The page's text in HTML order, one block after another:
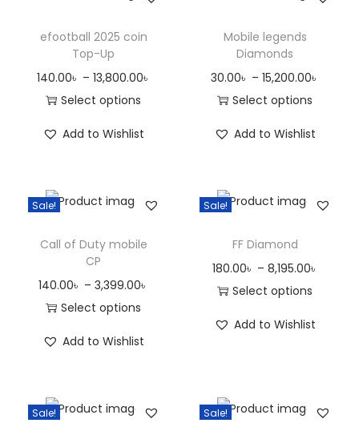
efootball 2025 coin
Top-Up
140.00৳ – 13,800.00৳
Select options
Add to Wishlist
Mobile legends
Diamonds
30.00৳ – 15,200.00৳
Select options
Add to Wishlist
Sale!
Call of Duty mobile
CP
140.00৳ – 3,399.00৳
Select options
Add to Wishlist
Sale!
FF Diamond
180.00৳ – 8,195.00৳
Select options
Add to Wishlist
Sale! Sale!